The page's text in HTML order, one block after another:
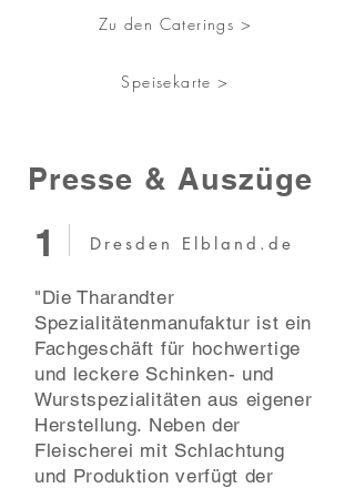
Zu den Caterings >
Speisekarte >
Presse & Auszüge
1 Dresden Elbland.de
"Die Tharandter
Spezialitätenmanufaktur ist ein
Fachgeschäft für hochwertige
und leckere Schinken- und
Wurstspezialitäten aus eigener
Herstellung. Neben der
Fleischerei mit Schlachtung
und Produktion verfügt der